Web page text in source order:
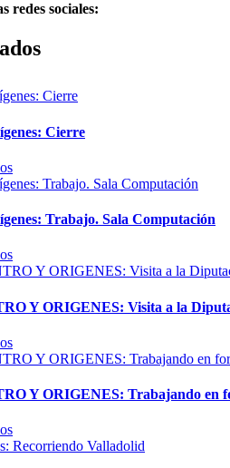
redes sociales:
Cierre
Trabajo. Sala Computación
Y ORIGENES: Visita a la
Y ORIGENES: Trabajando en